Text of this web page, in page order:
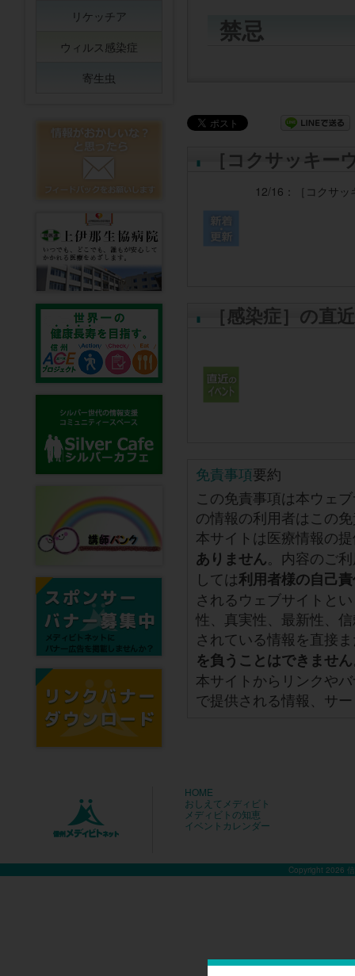
禁忌
［コクサッキー
12/16： ［コクサ
［感染症］の直
免責事項要約
この免責事項は本ウェ
の情報の利用者はこの
本サイトは医療情報の
ありません。内容のご
しては利用者様の自己
されるウェブサイトと
性、真実性、最新性、
されている情報を直接
を負うことはできません
本サイトからリンクや
で提供される情報、サ
リケッチア
ウィルス感染症
寄生虫
HOME
おしえてメディビト
メディビトの知恵
イベントカレンダー
Copyright 2026